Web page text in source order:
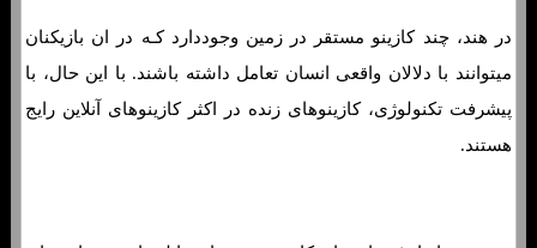
در هند، چند کازینو مستقر در زمین وجوددارد کـه در ان بازیکنان
میتوانند با دلالان واقعی انسان تعامل داشته باشند. با این حال، با
پیشرفت تکنولوژی، کازینوهای زنده در اکثر کازینوهای آنلاین رایج
هستند.